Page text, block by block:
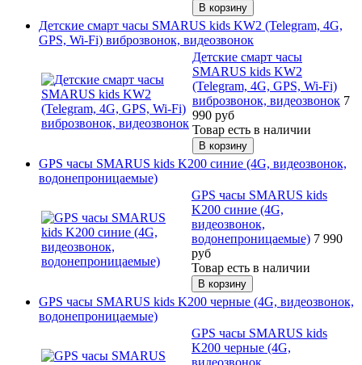
Детские смарт часы SMARUS kids KW2 (Telegram, 4G,
GPS, Wi-Fi) виброзвонок, видеозвонок
Детские смарт часы
SMARUS kids KW2
(Telegram, 4G, GPS, Wi-Fi)
виброзвонок, видеозвонок 7
990 руб
Товар есть в наличии
GPS часы SMARUS kids K200 синие (4G, видеозвонок,
водонепроницаемые)
GPS часы SMARUS kids
K200 синие (4G,
видеозвонок,
водонепроницаемые) 7 990
руб
Товар есть в наличии
GPS часы SMARUS kids K200 черные (4G, видеозвонок,
водонепроницаемые)
GPS часы SMARUS kids
K200 черные (4G,